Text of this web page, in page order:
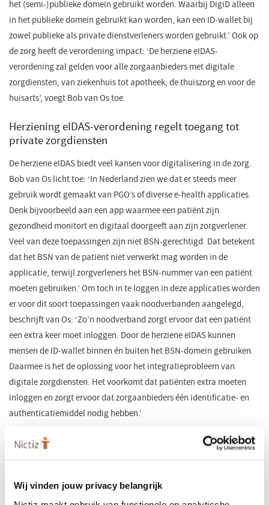
Wij vinden jouw privacy belangrijk
het (semi-)publieke domein gebruikt worden. Waarbij DigiD alleen
in het publieke domein gebruikt kan worden, kan een ID-wallet bij
zowel publieke als private dienstverleners worden gebruikt.’ Ook op
de zorg heeft de verordening impact: ‘De herziene eIDAS-
verordening zal gelden voor alle zorgaanbieders met digitale
zorgdiensten, van ziekenhuis tot apotheek, de thuiszorg en voor de
huisarts’, voegt Bob van Os toe.
Herziening eIDAS-verordening regelt toegang tot
private zorgdiensten
De herziene eIDAS biedt veel kansen voor digitalisering in de zorg.
Bob van Os licht toe: ‘In Nederland zien we dat er steeds meer
gebruik wordt gemaakt van PGO’s of diverse e-health applicaties.
Denk bijvoorbeeld aan een app waarmee een patiënt zijn
gezondheid monitort en digitaal doorgeeft aan zijn zorgverlener.
Veel van deze toepassingen zijn niet BSN-gerechtigd. Dat betekent
dat het BSN van de patiënt niet verwerkt mag worden in de
applicatie, terwijl zorgverleners het BSN-nummer van een patiënt
moeten gebruiken.’ Om toch in te loggen in deze applicaties worden
er voor dit soort toepassingen vaak noodverbanden aangelegd,
beschrijft van Os: ‘Zo’n noodverband zorgt ervoor dat een patiënt
een extra keer moet inloggen. Door de herziene eIDAS kunnen
mensen de ID-wallet binnen én buiten het BSN-domein gebruiken.
Daarmee is het de oplossing voor het integratieprobleem van
digitale zorgdiensten. Het voorkomt dat patiënten extra moeten
inloggen en zorgt ervoor dat zorgaanbieders één identificatie- en
authenticatiemiddel nodig hebben.’
Gemak voor patiënten, efficiëntie in de zorg
Gertjan Bouwers benoemt: ‘Ik vergeet mijn European Health